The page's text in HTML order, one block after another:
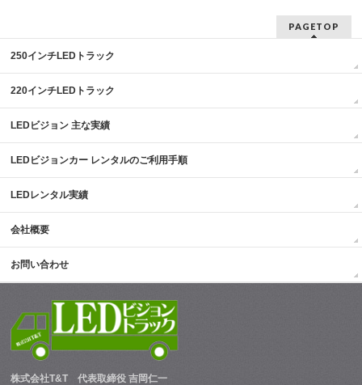
PAGETOP
250インチLEDトラック
220インチLEDトラック
LEDビジョン 主な実績
LEDビジョンカー レンタルのご利用手順
LEDレンタル実績
会社概要
お問い合わせ
株式会社T&T 代表取締役 吉岡仁一